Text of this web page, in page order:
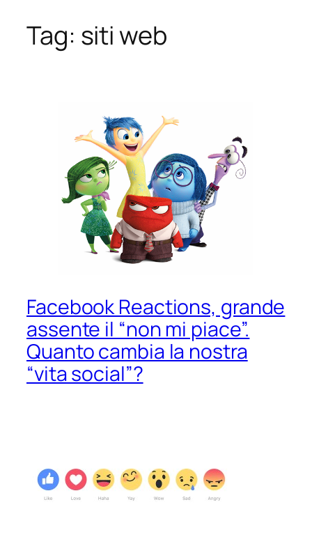
Tag: siti web
Facebook Reactions, grande
assente il “non mi piace”.
Quanto cambia la nostra
“vita social”?